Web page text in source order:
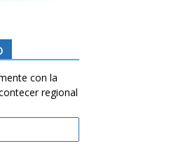
con la
regional